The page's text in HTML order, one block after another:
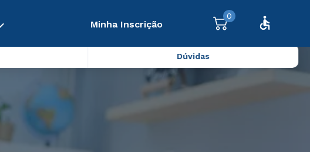
Minha Inscrição
0
Dúvidas